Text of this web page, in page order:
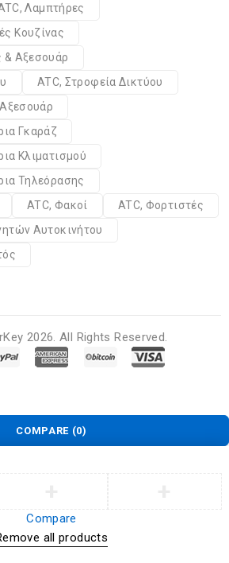
Λαμπτήρες
Κουζίνας
& Αξεσουάρ
ATC, Στροφεία Δικτύου
Αξεσουάρ
Γκαράζ
Κλιματισμού
Τηλεόρασης
ATC, Φακοί
ATC, Φορτιστές
Αυτοκινήτου
2026. All Rights Reserved.
COMPARE (0)
Compare
all products